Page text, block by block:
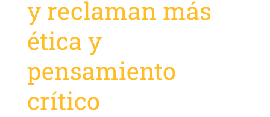
y reclaman más
ética y
pensamiento
crítico